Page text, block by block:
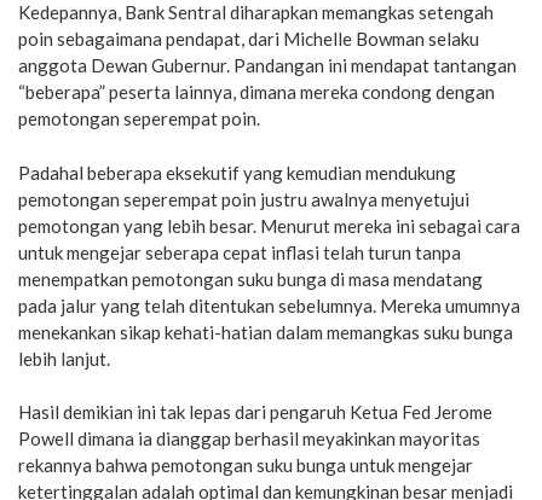
Kedepannya, Bank Sentral diharapkan memangkas setengah
poin sebagaimana pendapat, dari Michelle Bowman selaku
anggota Dewan Gubernur. Pandangan ini mendapat tantangan
“beberapa” peserta lainnya, dimana mereka condong dengan
pemotongan seperempat poin.
Padahal beberapa eksekutif yang kemudian mendukung
pemotongan seperempat poin justru awalnya menyetujui
pemotongan yang lebih besar. Menurut mereka ini sebagai cara
untuk mengejar seberapa cepat inflasi telah turun tanpa
menempatkan pemotongan suku bunga di masa mendatang
pada jalur yang telah ditentukan sebelumnya. Mereka umumnya
menekankan sikap kehati-hatian dalam memangkas suku bunga
lebih lanjut.
Hasil demikian ini tak lepas dari pengaruh Ketua Fed Jerome
Powell dimana ia dianggap berhasil meyakinkan mayoritas
rekannya bahwa pemotongan suku bunga untuk mengejar
ketertinggalan adalah optimal dan kemungkinan besar menjadi